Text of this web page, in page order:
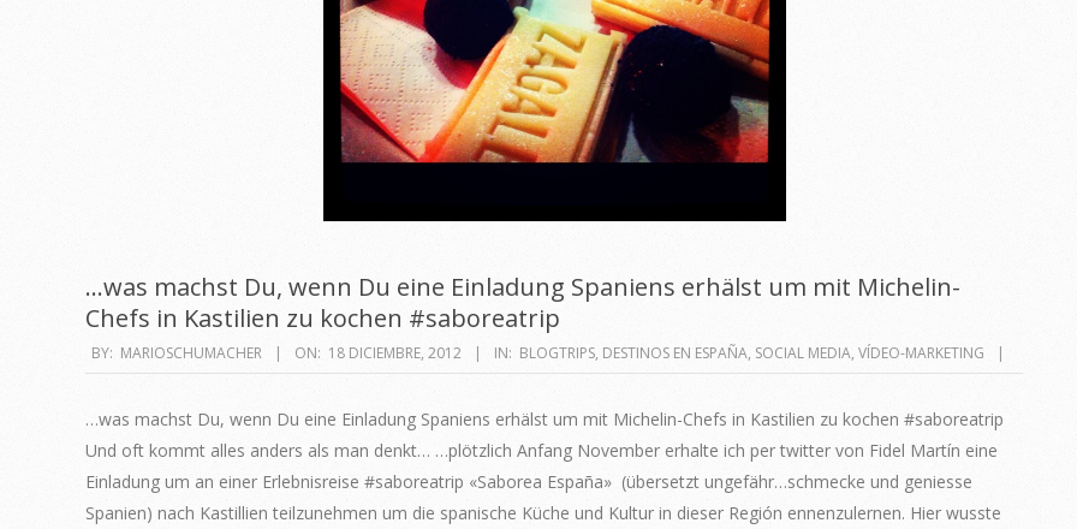
…was machst Du, wenn Du eine Einladung Spaniens erhälst um mit Michelin-
Chefs in Kastilien zu kochen #saboreatrip
2012-
12-
18
BY: MARIOSCHUMACHER ON: 18 DICIEMBRE, 2012 IN: BLOGTRIPS, DESTINOS EN ESPAÑA, SOCIAL MEDIA, VÍDEO-MARKETING
…was machst Du, wenn Du eine Einladung Spaniens erhälst um mit Michelin-Chefs in Kastilien zu kochen #saboreatrip
Und oft kommt alles anders als man denkt… …plötzlich Anfang November erhalte ich per twitter von Fidel Martín eine
Einladung um an einer Erlebnisreise #saboreatrip «Saborea España» (übersetzt ungefähr…schmecke und geniesse
Spanien) nach Kastillien teilzunehmen um die spanische Küche und Kultur in dieser Región ennenzulernen. Hier wusste